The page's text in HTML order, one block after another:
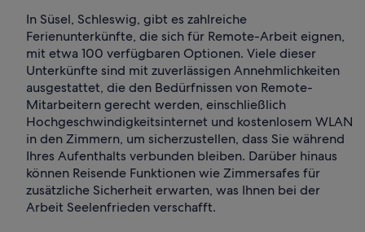
In Süsel, Schleswig, gibt es zahlreiche
Ferienunterkünfte, die sich für Remote-Arbeit eignen,
mit etwa 100 verfügbaren Optionen. Viele dieser
Unterkünfte sind mit zuverlässigen Annehmlichkeiten
ausgestattet, die den Bedürfnissen von Remote-
Mitarbeitern gerecht werden, einschließlich
Hochgeschwindigkeitsinternet und kostenlosem WLAN
in den Zimmern, um sicherzustellen, dass Sie während
Ihres Aufenthalts verbunden bleiben. Darüber hinaus
können Reisende Funktionen wie Zimmersafes für
zusätzliche Sicherheit erwarten, was Ihnen bei der
Arbeit Seelenfrieden verschafft.